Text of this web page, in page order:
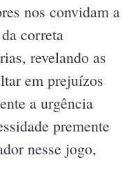
nos convidam a
correta
revelando as
em prejuízos
a urgência
premente
nesse jogo,